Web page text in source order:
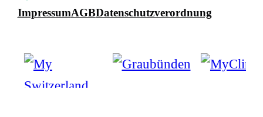
ImpressumAGBDatenschutzverordnung